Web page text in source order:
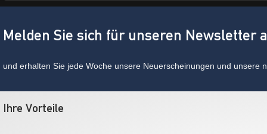
Melden Sie sich für unseren Newsletter
und erhalten Sie jede Woche unsere Neuerscheinungen und unsere
Ihre Vorteile